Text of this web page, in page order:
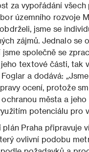
za vypořádání
územního rozvoje
jsme se
zájmů. Jednalo se
společně se
textové části, tak
a dodává:
ocení, protože
města a
potenciálu pro
plán Praha připravuje
ovlivní podobu